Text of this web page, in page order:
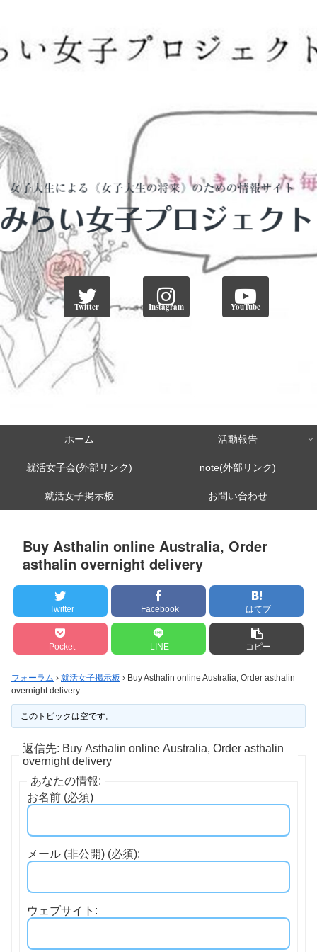
Twitter Instagram YouTube
ホーム 活動報告
就活女子会(外部リンク) note(外部リンク)
就活女子掲示板 お問い合わせ
Buy Asthalin online Australia, Order
asthalin overnight delivery
Twitter Facebook はてブ
Pocket LINE コピー
フォーラム › 就活女子掲示板 › Buy Asthalin online Australia, Order asthalin
overnight delivery
このトピックは空です。
返信先: Buy Asthalin online Australia, Order asthalin
overnight delivery
あなたの情報:
お名前 (必須)
メール (非公開) (必須):
ウェブサイト: